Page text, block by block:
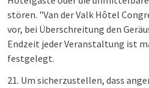
stören. "Van der Valk Hôtel
vor, bei Überschreitung den
Endzeit jeder Veranstaltung ist
festgelegt.
21. Um sicherzustellen, dass